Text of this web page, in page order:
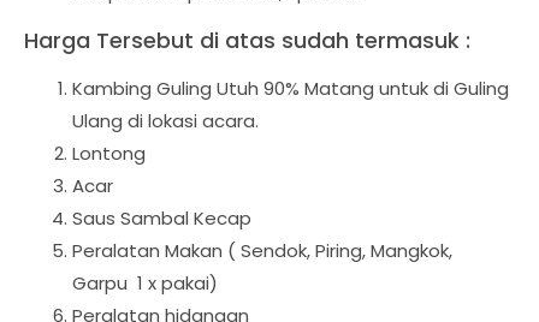
Harga Tersebut di atas sudah termasuk :
Kambing Guling Utuh 90% Matang untuk di Guling
Ulang di lokasi acara.
Lontong
Acar
Saus Sambal Kecap
Peralatan Makan ( Sendok, Piring, Mangkok,
Garpu 1 x pakai)
Peralatan hidangan